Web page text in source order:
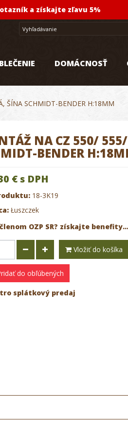
a získajte zľavu 5%
DOMÁCNOSŤ
ŠÍNA SCHMIDT-BENDER H:18MM
NA CZ 550/
BENDER
€s DPH
18-3K19
Łuszczek
OZP SR? získajte benefity...
Vložiť do košíka
do obľúbených